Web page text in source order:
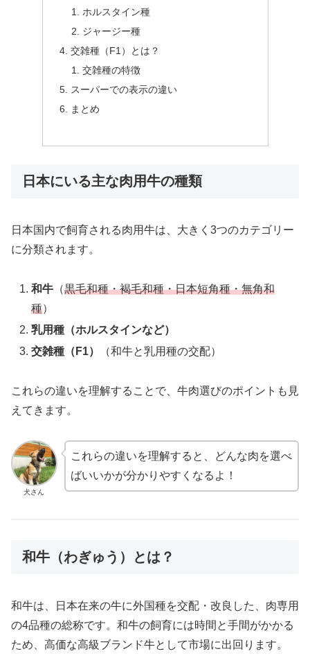
ホルスタイン種
ジャージー種
交雑種（F1）とは？
交雑種の特徴
スーパーでの表示の違い
まとめ
日本にいる主な肉用牛の種類
日本国内で飼育される肉用牛は、大きく3つのカテゴリー
に分類されます。
和牛 （黒毛和種・褐毛和種・日本短角種・無角和
種）
乳用種（ホルスタインなど）
交雑種（F1）
（和牛と乳用種の交配）
これらの違いを理解することで、牛肉選びのポイントも見
えてきます。
犬さん
これらの違いを理解すると、どんな肉を選べ
ばいいかが分かりやすくなるよ！
和牛（わぎゅう）とは？
和牛は、日本在来の牛に外国種を交配・改良した、肉専用
の4品種の総称です。和牛の飼育には時間と手間がかかる
ため、高価な高級ブランド牛として市場に出回ります。